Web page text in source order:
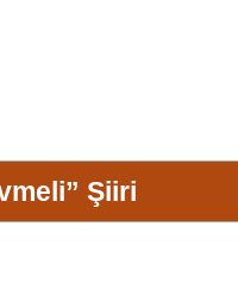
Şiiri